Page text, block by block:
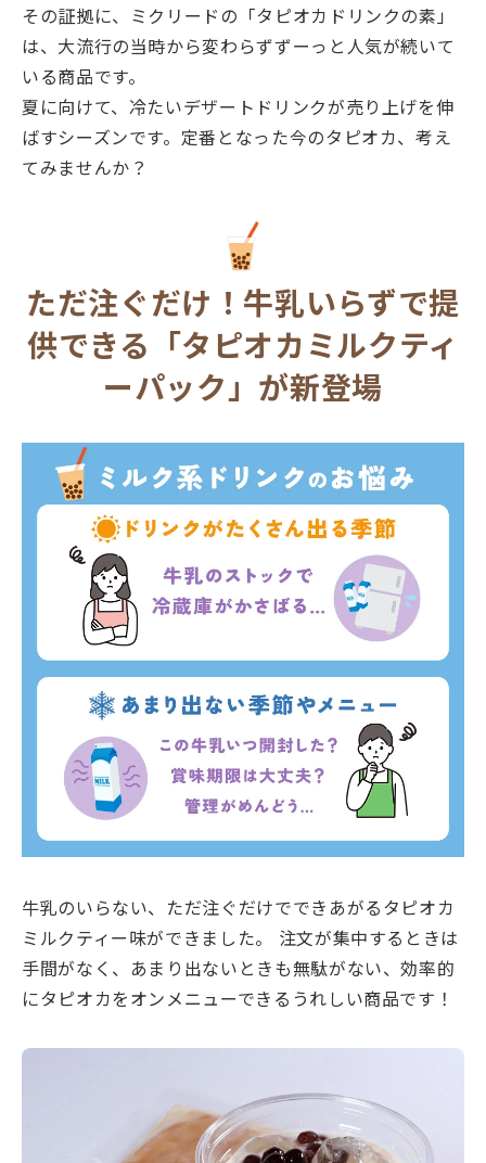
その証拠に、ミクリードの「タピオカドリンクの素」
は、大流行の当時から変わらずずーっと人気が続いて
いる商品です。
夏に向けて、冷たいデザートドリンクが売り上げを伸
ばすシーズンです。定番となった今のタピオカ、考え
てみませんか？
ただ注ぐだけ！牛乳いらずで提
供できる「タピオカミルクティ
ーパック」が新登場
牛乳のいらない、ただ注ぐだけでできあがるタピオカ
ミルクティー味ができました。 注文が集中するときは
手間がなく、あまり出ないときも無駄がない、効率的
にタピオカをオンメニューできるうれしい商品です！